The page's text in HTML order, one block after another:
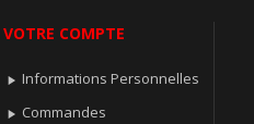
VOTRE COMPTE
 Informations Personnelles
 Commandes